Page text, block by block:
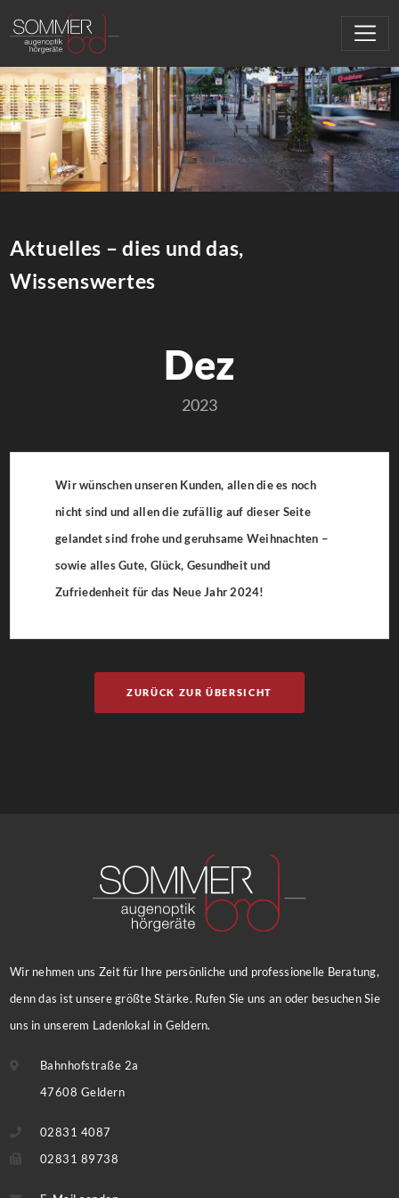
Aktuelles – dies und das,
Wissenswertes
Dez
2023
Wir wünschen unseren Kunden, allen die es noch
nicht sind und allen die zufällig auf dieser Seite
gelandet sind frohe und geruhsame Weihnachten –
sowie alles Gute, Glück, Gesundheit und
Zufriedenheit für das Neue Jahr 2024!
ZURÜCK ZUR ÜBERSICHT
Wir nehmen uns Zeit für Ihre persönliche und professionelle Beratung,
denn das ist unsere größte Stärke. Rufen Sie uns an oder besuchen Sie
uns in unserem Ladenlokal in Geldern.
Bahnhofstraße 2a
47608 Geldern
02831 4087
02831 89738